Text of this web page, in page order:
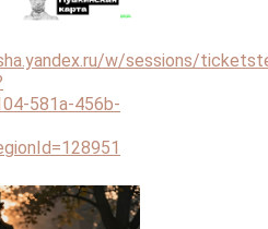
w/sessions/
581a-456b-